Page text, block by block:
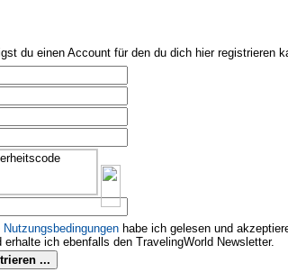
du einen Account für den du dich hier registrieren
Nutzungs­bedingungenhabe ich gelesen und
erhalte ich ebenfalls den TravelingWorld Newsletter.